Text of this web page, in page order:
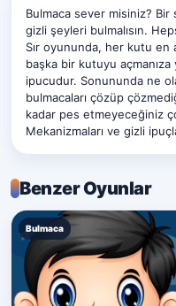
Bulmaca sever misiniz? Bir
gizli şeyleri bulmalısın.
Sır oyununda, her kutu en
başka bir kutuyu açmanıza
ipucudur. Sonununda ne
bulmacaları çözüp
kadar pes etmeyeceğiniz
Mekanizmaları ve gizli
Benzer Oyunlar
Bulmaca